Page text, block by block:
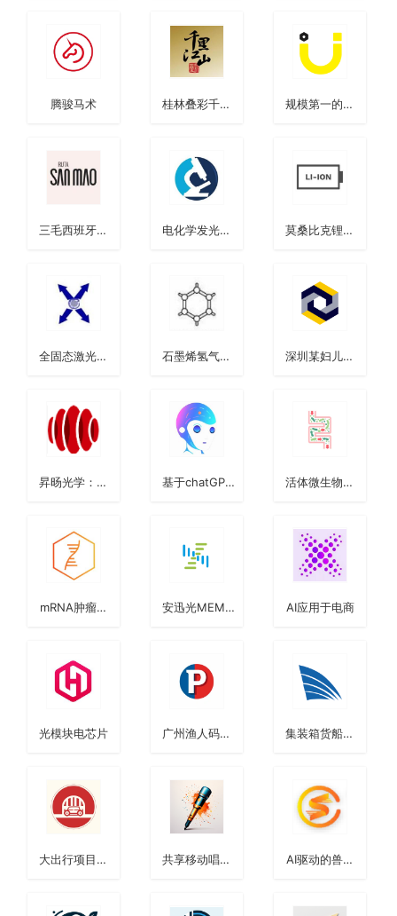
腾骏马术
桂林叠彩千里
规模第一的共
三毛西班牙故
电化学发光免
莫桑比克锂矿
全固态激光雷
石墨烯氢气共
深圳某妇儿科
昇旸光学：超
基于chatGPT
活体微生物药
mRNA肿瘤疫
安迅光MEMS
AI应用于电商
光模块电芯片
广州渔人码头
集装箱货船：
大出行项目组
共享移动唱歌
AI驱动的兽用